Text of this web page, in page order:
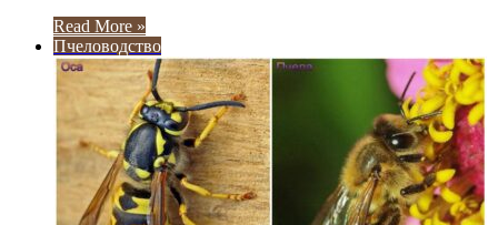
Read More »
Пчеловодство